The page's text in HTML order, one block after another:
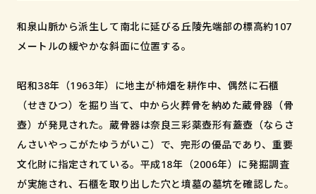
〒640-8585
和歌山市小松原通一丁目1番地
和泉山脈から派生して南北に延びる丘陵先端部の標高約107
メートルの緩やかな斜面に位置する。
昭和38年（1963年）に地主が柿畑を耕作中、偶然に石櫃
（せきひつ）を掘り当て、中から火葬骨を納めた蔵骨器（骨
壺）が発見された。蔵骨器は奈良三彩薬壺形有蓋壺（ならさ
んさいやっこがたゆうがいこ）で、完形の優品であり、重要
文化財に指定されている。平成18年（2006年）に発掘調査
が実施され、石櫃を取り出した穴と墳墓の墓坑を確認した。